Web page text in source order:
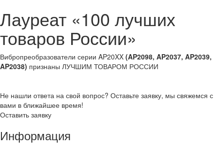
Лауреат «100 лучших
товаров России»
Вибропреобразователи серии AP20XX (AP2098, AP2037, AP2039,
AP2038) признаны ЛУЧШИМ ТОВАРОМ РОССИИ
Не нашли ответа на свой вопрос? Оставьте заявку, мы свяжемся с
вами в ближайшее время!
Оставить заявку
Информация